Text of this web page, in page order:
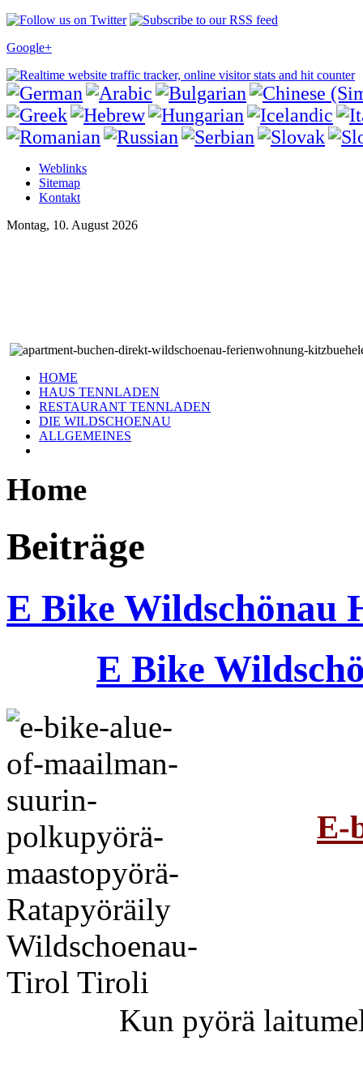
Google+
Weblinks
Sitemap
Kontakt
Montag, 10. August 2026
HOME
HAUS TENNLADEN
RESTAURANT TENNLADEN
DIE WILDSCHOENAU
ALLGEMEINES
Home
Beiträge
E Bike Wildschönau
E Bike
E-
Kun pyörä